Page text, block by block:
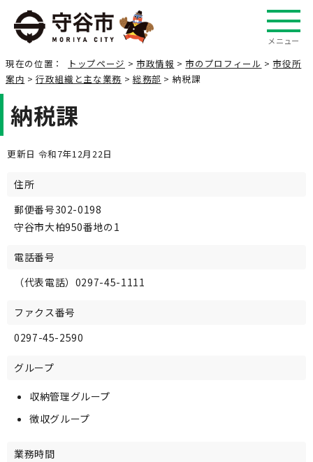
メニュー
現在の位置： トップページ > 市政情報 >市のプロフィール >市役所
案内 >行政組織と主な業務 > 総務部 > 納税課
納税課
更新日 令和7年12月22日
住所
郵便番号302-0198
守谷市大柏950番地の1
電話番号
（代表電話）0297-45-1111
ファクス番号
0297-45-2590
グループ
収納管理グループ
徴収グループ
業務時間